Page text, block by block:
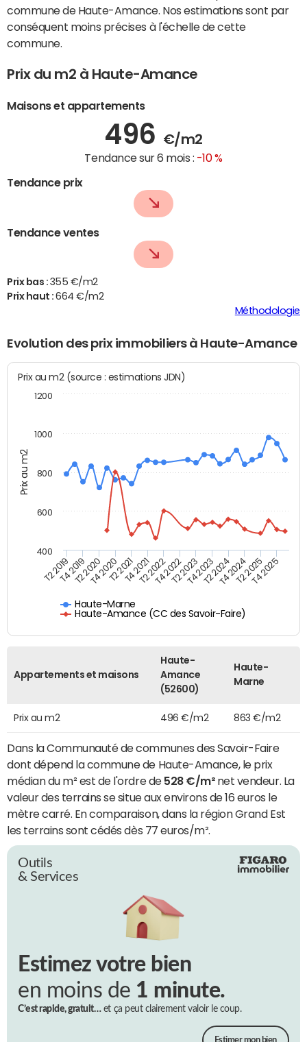
commune de Haute-Amance. Nos estimations sont par
conséquent moins précises à l'échelle de cette
commune.
Prix du m2 à Haute-Amance
Maisons et appartements
496 €/m2
Tendance sur 6 mois : -10 %
Tendance prix
Tendance ventes
Prix bas : 355 €/m2
Prix haut :664 €/m2
Méthodologie
Evolution des prix immobiliers à Haute-Amance
Prix au m2
Prix au m2 (source : estimations JDN)
Haute-Marne
Haute-Amance (CC des Savoir-Faire)
T2 2019T4 2019T2 2020T4 2020T2 2021T4 2021T2 2022T4 2022T2 2023T4 2023T2 2024T4 2024T2 2025T4 2025
400
600
800
1000
1200
Appartements et maisons
Haute-
Amance
(52600)
Haute-
Marne
Prix au m2 496 €/m2 863 €/m2
Dans la Communauté de communes des Savoir-Faire
dont dépend la commune de Haute-Amance, le prix
médian du m² est de l'ordre de 528 €/m²net vendeur. La
valeur des terrains se situe aux environs de 16 euros le
mètre carré. En comparaison, dans la région Grand Est
les terrains sont cédés dès 77 euros/m².
Outils
& Services
Estimez votre bien
en moins de 1 minute.
C’est rapide, gratuit…et ça peut clairement valoir le coup.